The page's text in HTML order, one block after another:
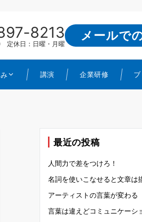
8213
定休日：日曜・月曜
メールで
講演 企業研修
最近の投稿
人間力で差をつけろ！
名詞を使いこなせると文章は
アーティストの言葉が変わる
言葉は違えどコミュニケーシ